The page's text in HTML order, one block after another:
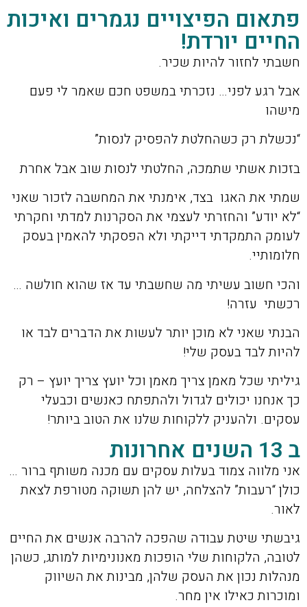
פתאום הפיצויים נגמרים ואיכות
החיים יורדת!
חשבתי לחזור להיות שכיר.
אבל רגע לפני… נזכרתי במשפט חכם שאמר לי פעם
מישהו
“נכשלת רק כשהחלטת להפסיק לנסות”
בזכות אשתי שתמכה, החלטתי לנסות שוב אבל אחרת
שמתי את האגו בצד, אימנתי את המחשבה לזכור שאני
“לא יודע” והחזרתי לעצמי את הסקרנות למדתי וחקרתי
לעומק התמקדתי דייקתי ולא הפסקתי להאמין בעסק
חלומותיי.
והכי חשוב עשיתי מה שחשבתי עד אז שהוא חולשה …
רכשתי עזרה!
הבנתי שאני לא מוכן יותר לעשות את הדברים לבד או
להיות לבד בעסק שלי!
גיליתי שכל מאמן צריך מאמן וכל יועץ צריך יועץ – רק
כך אנחנו יכולים לגדול ולהתפתח כאנשים וכבעלי
עסקים. ולהעניק ללקוחות שלנו את הטוב ביותר!
ב 13 השנים אחרונות
אני מלווה צמוד בעלות עסקים עם מכנה משותף ברור …
כולן “רעבות” להצלחה, יש להן תשוקה מטורפת לצאת
לאור.
גיבשתי שיטת עבודה שהפכה להרבה אנשים את החיים
לטובה, הלקוחות שלי הופכות מאנונימיות למותג, כשהן
מנהלות נכון את העסק שלהן, מבינות את השיווק
ומוכרות כאילו אין מחר.